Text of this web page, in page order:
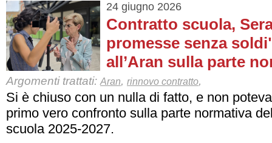
24 giugno 2026
Contratto scuola,
promesse senza
all’Aran sulla parte
Argomenti trattati: Aran, rinnovo contratto,
Si è chiuso con un nulla di fatto, e non
primo vero confronto sulla parte normativa
scuola 2025-2027.